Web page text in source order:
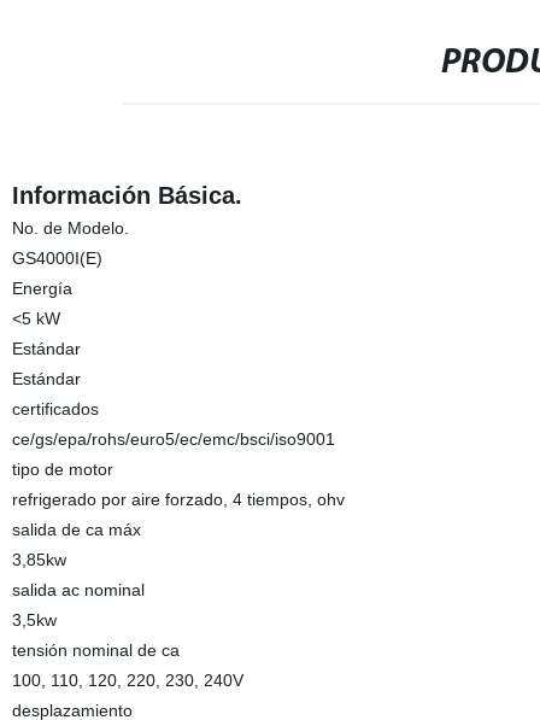
Información Básica.
No. de Modelo.
GS4000I(E)
Energía
<5 kW
Estándar
Estándar
certificados
ce/gs/epa/rohs/euro5/ec/emc/bsci/iso9001
tipo de motor
refrigerado por aire forzado, 4 tiempos, ohv
salida de ca máx
3,85kw
salida ac nominal
3,5kw
tensión nominal de ca
100, 110, 120, 220, 230, 240V
desplazamiento